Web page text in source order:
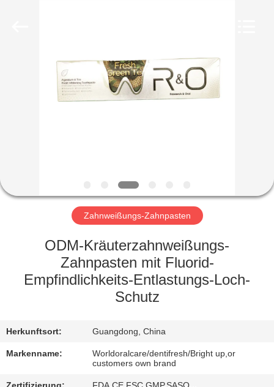
PRODUKTE
ÜBER
UNS
FABRIK-
AUSFLUG
QUALITÄTSKONTROLLE
TRETEN
SIE
Zahnweißungs-Zahnpasten
ODM-Kräuterzahnweißungs-
Zahnpasten mit Fluorid-
Empfindlichkeits-Entlastungs-Loch-
Schutz
Herkunftsort: Guangdong, China
Markenname:
Worldoralcare/dentifresh/Bright up,or
customers own brand